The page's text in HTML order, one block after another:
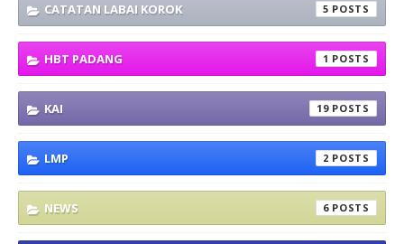
CATATAN LABAI KOROK 5
HBT PADANG 1
KAI 19
LMP 2
NEWS 6